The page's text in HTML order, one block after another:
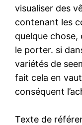
visualiser des
contenant les
quelque
le porter. si
variétés de
fait cela en
conséquent
Texte de